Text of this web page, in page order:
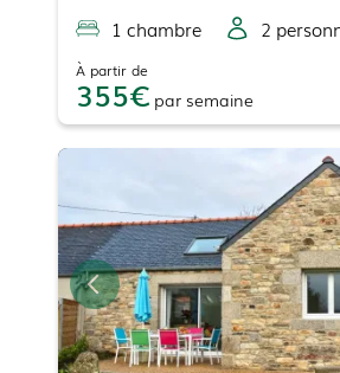
1 chambre 2
À partir de
355 par semaine